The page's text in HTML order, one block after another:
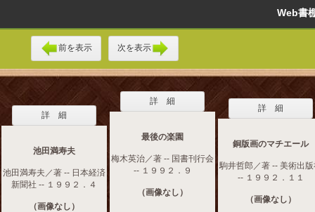
Web
前を表示 次を表示
詳 細
池田満寿夫
池田満寿夫／著 -- 日本経済
新聞社 -- １９９２．４
（画像なし）
詳 細
最後の楽園
梅木英治／著 -- 国書刊行会
-- １９９２．９
（画像なし）
詳 細
銅版画のマチエール
駒井哲郎／著 -- 美術出
-- １９９２．１１
（画像なし）